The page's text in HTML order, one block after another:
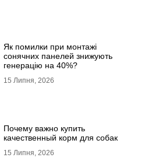
Як помилки при монтажі
сонячних панелей знижують
генерацію на 40%?
15 Липня, 2026
Почему важно купить
качественный корм для собак
15 Липня, 2026